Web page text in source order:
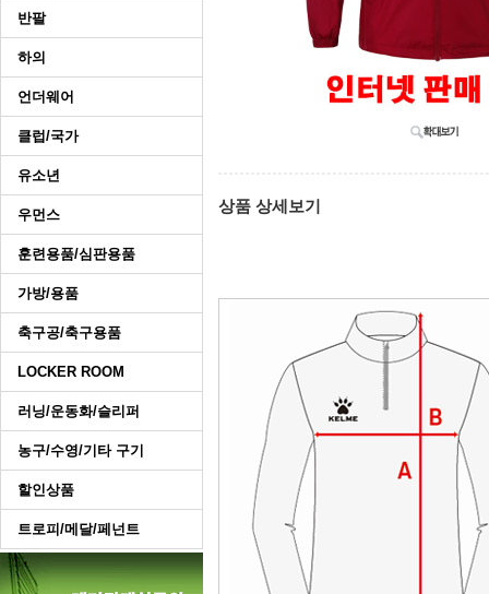
반팔
하의
언더웨어
클럽/국가
유소년
우먼스
훈련용품/심판용품
가방/용품
축구공/축구용품
LOCKER ROOM
러닝/운동화/슬리퍼
농구/수영/기타 구기
할인상품
트로피/메달/페넌트
상품 상세보기